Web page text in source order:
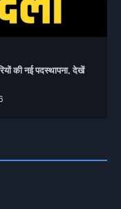
की नई पदस्थापना, देखें